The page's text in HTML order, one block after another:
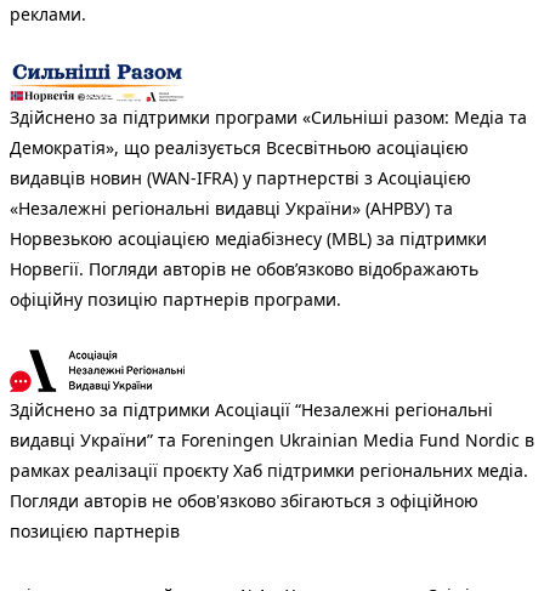
реклами.
Здійснено за підтримки програми «Сильніші разом: Медіа та
Демократія», що реалізується Всесвітньою асоціацією
видавців новин (WAN-IFRA) у партнерстві з Асоціацією
«Незалежні регіональні видавці України» (АНРВУ) та
Норвезькою асоціацією медіабізнесу (MBL) за підтримки
Норвегії. Погляди авторів не обов’язково відображають
офіційну позицію партнерів програми.
Здійснено за підтримки Асоціації “Незалежні регіональні
видавці України” та Foreningen Ukrainian Media Fund Nordic в
рамках реалізації проєкту Хаб підтримки регіональних медіа.
Погляди авторів не обов'язково збігаються з офіційною
позицією партнерів